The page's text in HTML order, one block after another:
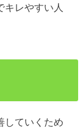
キレやすい人
していくため